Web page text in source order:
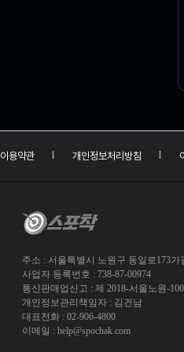
이용약관 개인정보처리방침
주소 : 서울특별시 노원구 동일로173가
사업자 등록번호 : 738-87-00974
통신판매업신고 : 제 2018-서울노원-
개인정보관리책임자 : 김건남
대표전화 : 02-906-4800
이메일 : help@spochak.com